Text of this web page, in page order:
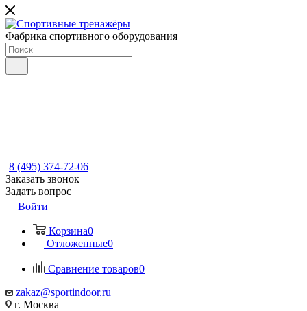
Фабрика спортивного оборудования
8 (495) 374-72-06
Заказать звонок
Задать вопрос
Войти
Корзина0
Отложенные0
Сравнение товаров0
zakaz@sportindoor.ru
г. Москва